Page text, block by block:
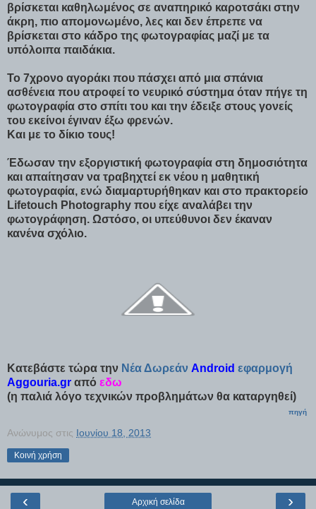
βρίσκεται καθηλωμένος σε αναπηρικό καροτσάκι στην
άκρη, πιο απομονωμένο, λες και δεν έπρεπε να
βρίσκεται στο κάδρο της φωτογραφίας μαζί με τα
υπόλοιπα παιδάκια.
Το 7χρονο αγοράκι που πάσχει από μια σπάνια
ασθένεια που ατροφεί το νευρικό σύστημα όταν πήγε τη
φωτογραφία στο σπίτι του και την έδειξε στους γονείς
του εκείνοι έγιναν έξω φρενών.
Και με το δίκιο τους!
Έδωσαν την εξοργιστική φωτογραφία στη δημοσιότητα
και απαίτησαν να τραβηχτεί εκ νέου η μαθητική
φωτογραφία, ενώ διαμαρτυρήθηκαν και στο πρακτορείο
Lifetouch Photography που είχε αναλάβει την
φωτογράφηση. Ωστόσο, οι υπεύθυνοι δεν έκαναν
κανένα σχόλιο.
Κατεβάστε τώρα την Νέα Δωρεάν Android εφαρμογή
Aggouria.gr από εδω
(η παλιά λόγο τεχνικών προβλημάτων θα καταργηθεί)
πηγή
Ανώνυμος στις Ιουνίου 18, 2013
Κοινή χρήση
‹ ›
Αρχική σελίδα